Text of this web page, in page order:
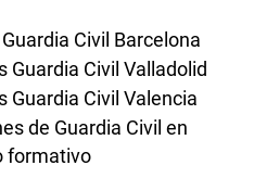
Civil Barcelona
Civil Valladolid
Guardia Civil Valencia
de Guardia Civil en
formativo